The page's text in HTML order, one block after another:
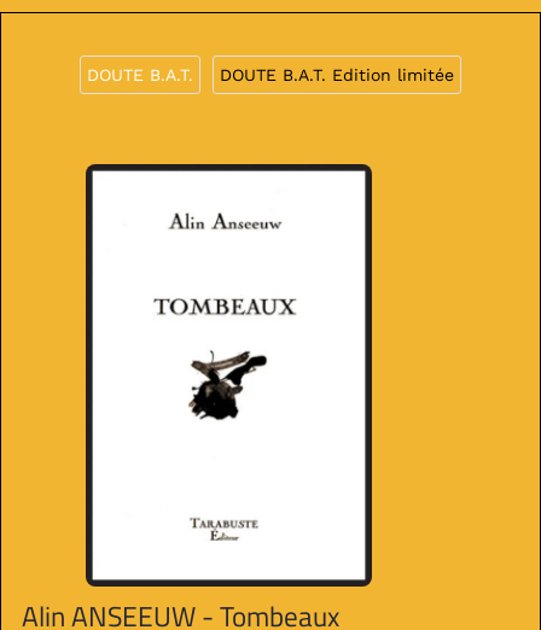
DOUTE B.A.T. DOUTE B.A.T. Edition limitée
Alin ANSEEUW - Tombeaux